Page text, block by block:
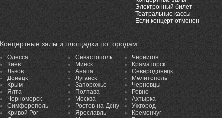
Электронный билет
Театральные кассы
Если концерт отменен
Концертные залы и площадки по городам
Одесса
Киев
Львов
Донецк
Крым
Ялта
Черноморск
Симферополь
Кривой Рог
Севастополь
Минск
Анапа
Луганск
Запорожье
Полтава
Москва
Ростов-на-Дону
Ярославль
Чернигов
Краматорск
Северодонецк
Мелитополь
Черновцы
Ровно
Ахтырка
Ужгород
Кременчуг